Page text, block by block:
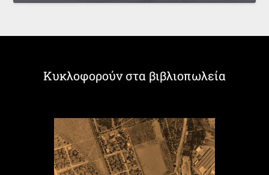
Κυκλοφορούν στα βιβλιοπωλεία